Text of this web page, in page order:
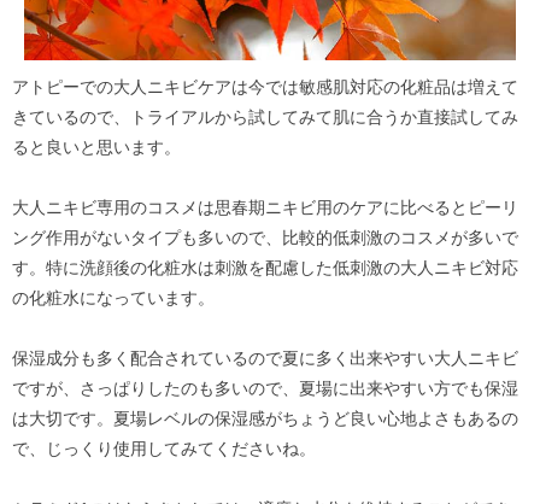
アトピーでの大人ニキビケアは今では敏感肌対応の化粧品は増えて
きているので、トライアルから試してみて肌に合うか直接試してみ
ると良いと思います。
大人ニキビ専用のコスメは思春期ニキビ用のケアに比べるとピーリ
ング作用がないタイプも多いので、比較的低刺激のコスメが多いで
す。特に洗顔後の化粧水は刺激を配慮した低刺激の大人ニキビ対応
の化粧水になっています。
保湿成分も多く配合されているので夏に多く出来やすい大人ニキビ
ですが、さっぱりしたのも多いので、夏場に出来やすい方でも保湿
は大切です。夏場レベルの保湿感がちょうど良い心地よさもあるの
で、じっくり使用してみてくださいね。